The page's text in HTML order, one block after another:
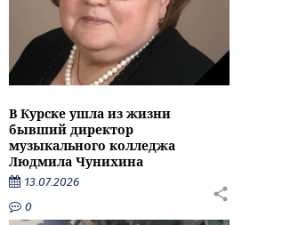
В Курске ушла из жизни
бывший директор
музыкального колледжа
Людмила Чунихина
13.07.2026
0